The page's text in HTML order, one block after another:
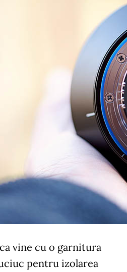
vine cu o garnitura
pentru izolarea